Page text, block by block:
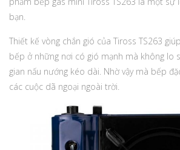
bạn.
Thiết kế vòng chắn gió của Tiross TS263
bếp ở những nơi có gió mạnh mà không lo
gian nấu nướng kéo dài. Nhờ vậy mà bếp
các cuộc dã ngoại ngoài trời.